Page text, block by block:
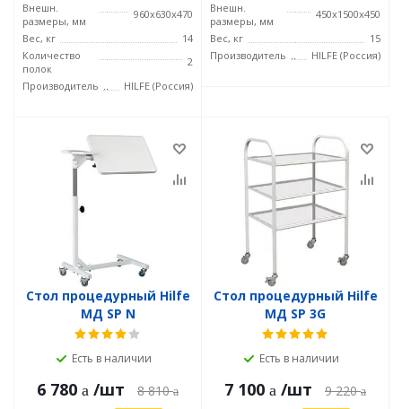
Внешн.
размеры, мм
960x630x470
Вес, кг
14
Количество
полок
2
Производитель
HILFE (Россия)
Внешн.
размеры, мм
450x1500x450
Вес, кг
15
Производитель
HILFE (Россия)
Стол процедурный Hilfe
МД SP N
Есть в наличии
6 780 /шт 8 810
Стол процедурный Hilfe
МД SP 3G
Есть в наличии
7 100 /шт 9 220